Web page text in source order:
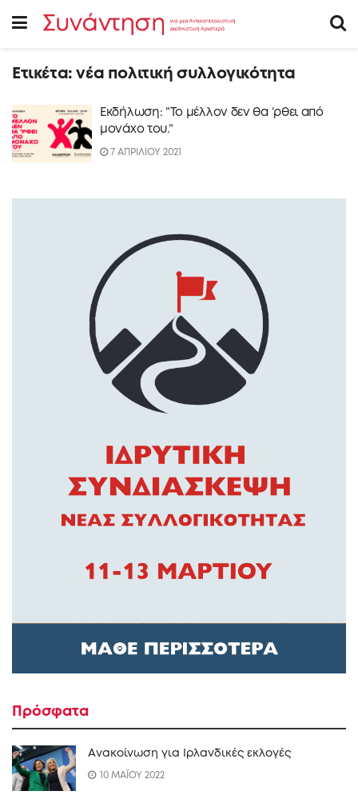
Ετικέτα:νέα πολιτική συλλογικότητα
Εκδήλωση: “Το μέλλον δεν θα ‘ρθει από
μονάχο του.”
7 ΑΠΡΙΛΙΟΥ 2021
Πρόσφατα
Ανακοίνωση για Ιρλανδικές εκλογές
10 ΜΑΪΟΥ 2022